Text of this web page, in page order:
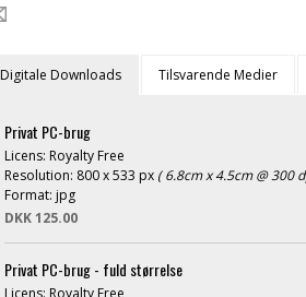
Digitale Downloads Tilsvarende Medier
Privat PC-brug
Licens: Royalty Free
Resolution: 800 x 533 px ( 6.8cm x 4.5cm @ 300
Format: jpg
DKK 125.00
Privat PC-brug - fuld størrelse
Licens: Royalty Free